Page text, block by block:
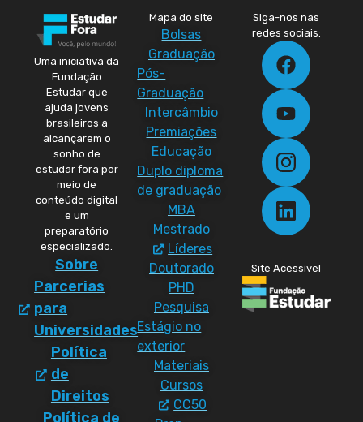
Uma iniciativa da
Fundação
Estudar que
ajuda jovens
brasileiros a
alcançarem o
sonho de
estudar fora por
meio de
conteúdo digital
e um
preparatório
especializado.
Sobre
Parcerias
para
Universidades
Política
de
Direitos
Política de
Mapa do site
Bolsas
Graduação
Pós-
Graduação
Intercâmbio
Premiações
Educação
Duplo diploma
de graduação
MBA
Mestrado
Líderes
Doutorado
PHD
Pesquisa
Estágio no
exterior
Materiais
Cursos
CC50
Siga-nos nas
redes sociais:
Site Acessível